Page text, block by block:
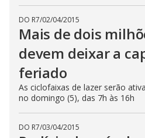
DO R7/02/04/2015
Mais de dois
devem deixar a
feriado
As ciclofaixas de lazer serão
no domingo (5), das 7h às 16h
DO R7/03/04/2015